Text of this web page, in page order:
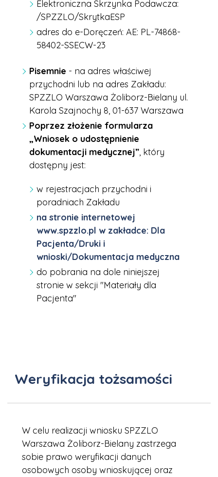
Elektroniczna Skrzynka Podawcza:
/SPZZLO/SkrytkaESP
adres do e-Doręczeń: AE: PL-74868-
58402-SSECW-23
Pisemnie - na adres właściwej
przychodni lub na adres Zakładu:
SPZZLO Warszawa Żoliborz-Bielany ul.
Karola Szajnochy 8, 01-637 Warszawa
Poprzez złożenie formularza
„Wniosek o udostępnienie
dokumentacji medycznej”, który
dostępny jest:
w rejestracjach przychodni i
poradniach Zakładu
na stronie internetowej
www.spzzlo.pl w zakładce: Dla
Pacjenta/Druki i
wnioski/Dokumentacja medyczna
do pobrania na dole niniejszej
stronie w sekcji "Materiały dla
Pacjenta"
Weryfikacja tożsamości
W celu realizacji wniosku SPZZLO
Warszawa Żoliborz-Bielany zastrzega
sobie prawo weryfikacji danych
osobowych osoby wnioskującej oraz